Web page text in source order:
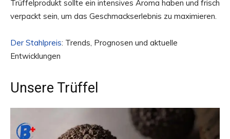
Trüffelprodukt sollte ein intensives Aroma haben und frisch
verpackt sein, um das Geschmackserlebnis zu maximieren.
Der Stahlpreis: Trends, Prognosen und aktuelle
Entwicklungen
Unsere Trüffel